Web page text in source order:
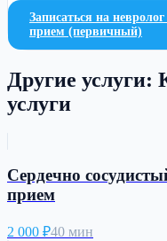
Записаться на
прием (первичный)
Другие услуги:
услуги
Cердечно
прием
2 000 ₽40 мин